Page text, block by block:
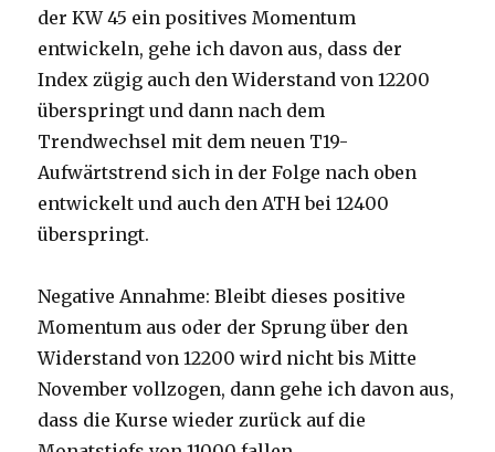
der KW 45 ein positives Momentum
entwickeln, gehe ich davon aus, dass der
Index zügig auch den Widerstand von 12200
überspringt und dann nach dem
Trendwechsel mit dem neuen T19-
Aufwärtstrend sich in der Folge nach oben
entwickelt und auch den ATH bei 12400
überspringt.
Negative Annahme: Bleibt dieses positive
Momentum aus oder der Sprung über den
Widerstand von 12200 wird nicht bis Mitte
November vollzogen, dann gehe ich davon aus,
dass die Kurse wieder zurück auf die